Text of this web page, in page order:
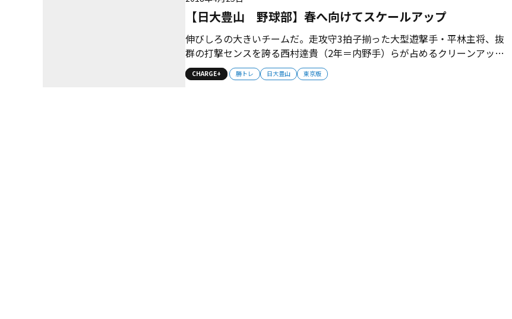
いきなり対戦した。 ９回まで６対２...
CHARGE+ 勝トレ 日大豊山 東京版
【日大豊山 野球部】春へ向けてスケールアップ
伸びしろの大きいチームだ。走攻守3拍子揃った大型遊撃手・平林主将、抜
群の打撃センスを誇る西村逹貴（2年＝内野手）らが占めるクリーンアップ
の破壊力は都屈指。下位打線に長距離スラッガー・佐藤優太（2年＝レフ
ト）らが配置され、裏クリーンアップを形成。どこからでも得点が奪える打